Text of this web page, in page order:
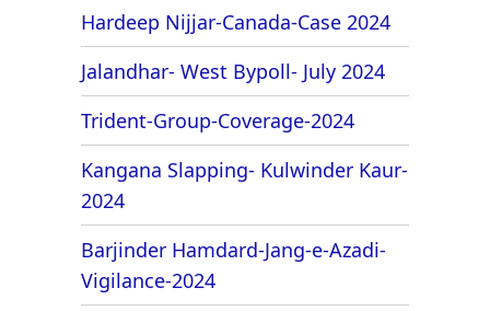
Hardeep Nijjar-Canada-Case 2024
Jalandhar- West Bypoll- July 2024
Trident-Group-Coverage-2024
Kangana Slapping- Kulwinder Kaur-
2024
Barjinder Hamdard-Jang-e-Azadi-
Vigilance-2024